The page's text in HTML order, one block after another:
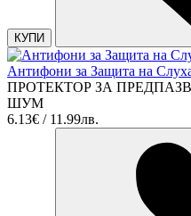
КУПИ
Антифони за Защита на
ПРОТЕКТОР ЗА
ШУМ
6.13€ / 11.99лв.